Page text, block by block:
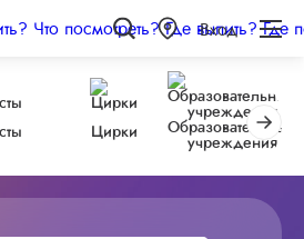
Вход
Цирки
Образовательные
учреждения